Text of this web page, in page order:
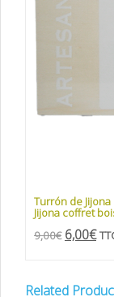
Turrón de Jijona
Jijona coffret
9,00€ 6,00€
Related